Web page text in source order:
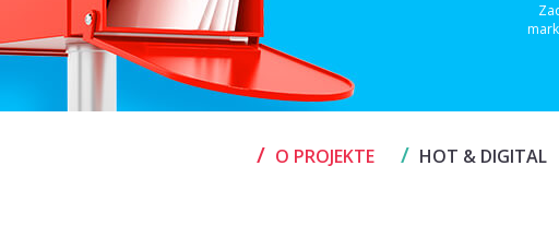
/ O PROJEKTE / HOT & DIGITAL